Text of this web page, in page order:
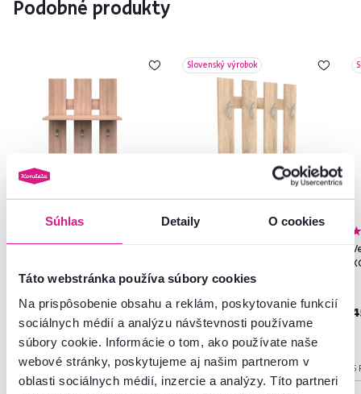
Súhlas Detaily O cookies
Táto webstránka používa súbory cookies
Na prispôsobenie obsahu a reklám, poskytovanie funkcií
sociálnych médií a analýzu návštevnosti používame
súbory cookie. Informácie o tom, ako používate naše
webové stránky, poskytujeme aj našim partnerom v
oblasti sociálnych médií, inzercie a analýzy. Títo partneri
Podobné produkty
Vešiak 60, dub sonoma, TOPTY
45 €
2 Farba - detailná
Slovenský výrobok
4,6
45 €
5 Farba - detailná